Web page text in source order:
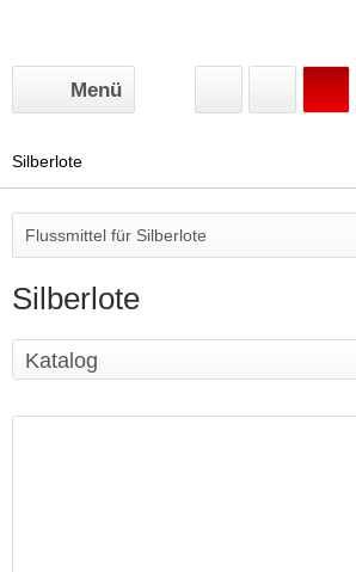
Menü
Silberlote
Flussmittel für Silberlote
Silberlote